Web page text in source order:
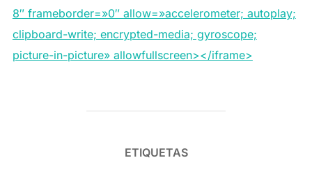
8″ frameborder=»0″ allow=»accelerometer; autoplay;
clipboard-write; encrypted-media; gyroscope;
picture-in-picture» allowfullscreen></iframe>
ETIQUETAS